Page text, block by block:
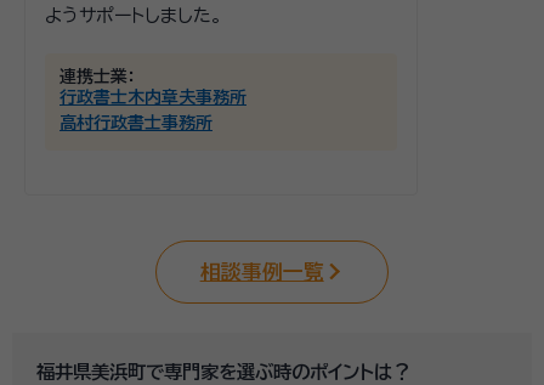
ようサポートしました。
連携士業：
行政書士木内章夫事務所
高村行政書士事務所
相談事例一覧
福井県美浜町で専門家を選ぶ時のポイントは？